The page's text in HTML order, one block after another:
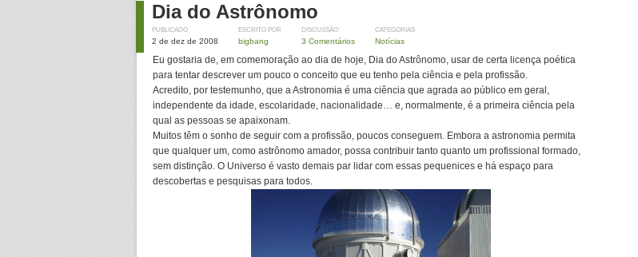
Dia do Astrônomo
PUBLICADO
2 de dez de 2008
ESCRITO POR
bigbang
DISCUSSÃO
3 Comentários
CATEGORIAS
Notícias
Eu gostaria de, em comemoração ao dia de hoje, Dia do Astrônomo, usar de certa licença poética
para tentar descrever um pouco o conceito que eu tenho pela ciência e pela profissão.
Acredito, por testemunho, que a Astronomia é uma ciência que agrada ao público em geral,
independente da idade, escolaridade, nacionalidade… e, normalmente, é a primeira ciência pela
qual as pessoas se apaixonam.
Muitos têm o sonho de seguir com a profissão, poucos conseguem. Embora a astronomia permita
que qualquer um, como astrônomo amador, possa contribuir tanto quanto um profissional formado,
sem distinção. O Universo é vasto demais par lidar com essas pequenices e há espaço para
descobertas e pesquisas para todos.